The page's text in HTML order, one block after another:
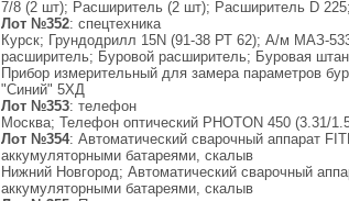
7/8 (2 шт); Расширитель (2 шт); Расширитель D
Лот №352: спецтехника
Курск; Грундодрилл 15N (91-38 РТ 62); А/м МАЗ-
расширитель; Буровой расширитель; Буровая
Прибор измерительный для замера параметров
"Синий" 5ХД
Лот №353: телефон
Москва; Телефон оптический PHOTON 450 (3.31/
Лот №354: Автоматический сварочный аппарат
аккумуляторными батареями, скалыв
Нижний Новгород; Автоматический сварочный
аккумуляторными батареями, скалыв